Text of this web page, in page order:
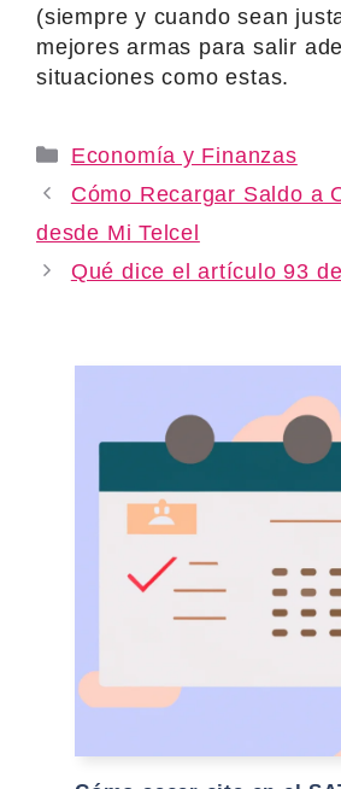
(siempre y cuando sean
mejores armas para salir
situaciones como estas.
Categories
Economía y Finanzas
Cómo Recargar Saldo a
desde Mi Telcel
Qué dice el artículo 93